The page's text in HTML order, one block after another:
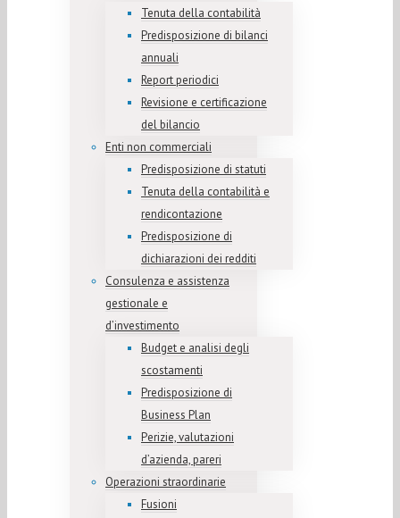
Tenuta della contabilità
Predisposizione di bilanci
annuali
Report periodici
Revisione e certificazione
del bilancio
Enti non commerciali
Predisposizione di statuti
Tenuta della contabilità e
rendicontazione
Predisposizione di
dichiarazioni dei redditi
Consulenza e assistenza
gestionale e
d’investimento
Budget e analisi degli
scostamenti
Predisposizione di
Business Plan
Perizie, valutazioni
d’azienda, pareri
Operazioni straordinarie
Fusioni